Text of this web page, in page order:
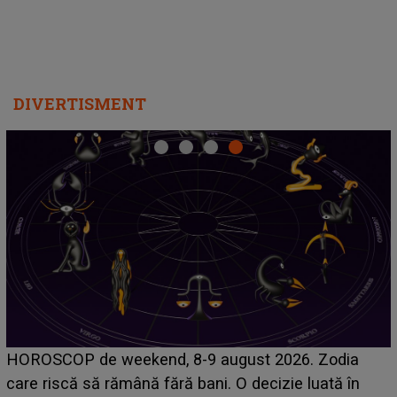
DIVERTISMENT
în
VIDEO"Nu mă crezi că fac treaba asta?" DE
NECREZUT LA CE AU ASISTAT internauții în